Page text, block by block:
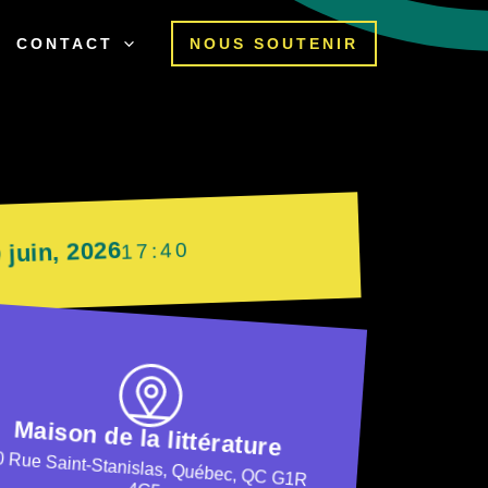
CONTACT NOUS SOUTENIR
juin, 202617:40
Maison de la littérature
Rue Saint-Stanislas, Québec, QC G1R